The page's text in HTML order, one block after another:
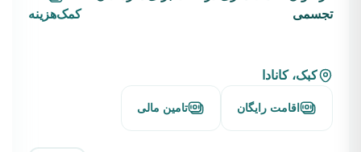
تجسمی
کمک‌هزینه
کبک، کانادا
اقامت رایگان تامین مالی